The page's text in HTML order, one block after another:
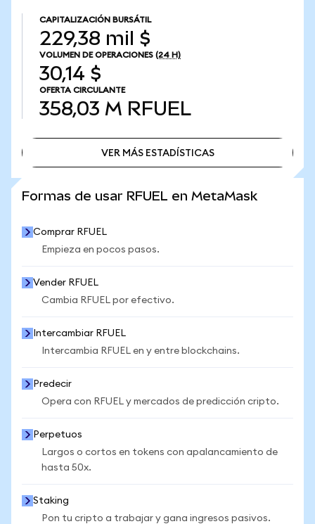
CAPITALIZACIÓN BURSÁTIL
229,38 mil $
VOLUMEN DE OPERACIONES (24 H)
30,14 $
OFERTA CIRCULANTE
358,03 M RFUEL
VER MÁS ESTADÍSTICAS
Formas de usar RFUEL en MetaMask
Comprar RFUEL
Empieza en pocos pasos.
Vender RFUEL
Cambia RFUEL por efectivo.
Intercambiar RFUEL
Intercambia RFUEL en y entre blockchains.
Predecir
Opera con RFUEL y mercados de predicción cripto.
Perpetuos
Largos o cortos en tokens con apalancamiento de
hasta 50x.
Staking
Pon tu cripto a trabajar y gana ingresos pasivos.